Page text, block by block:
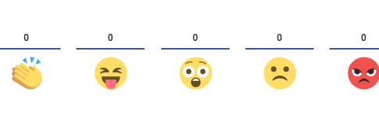
0 0 0 0 0